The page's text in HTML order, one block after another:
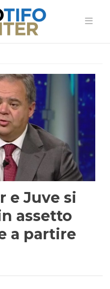
e Juve si
assetto
a partire